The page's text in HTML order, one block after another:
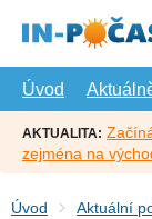
hlavní
Úvod
AKTUALITA:
zejména na
Úvod Aktuální